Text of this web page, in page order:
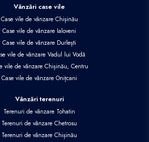
Vânzări case vile
Case vile de vânzare Chișinău
Case vile de vânzare Ialoveni
Case vile de vânzare Durlești
vile de vânzare Vadul lui Vodă
vile de vânzare Chișinău, Centru
Case vile de vânzare Onițcani
Vânzări terenuri
Terenuri de vânzare Tohatin
Terenuri de vânzare Chetrosu
Terenuri de vânzare Chișinău